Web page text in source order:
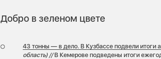
Добро в зеленом цвете
43 тонны — в дело. В Кузбассе подвели
область) //В Кемерове подведены итоги